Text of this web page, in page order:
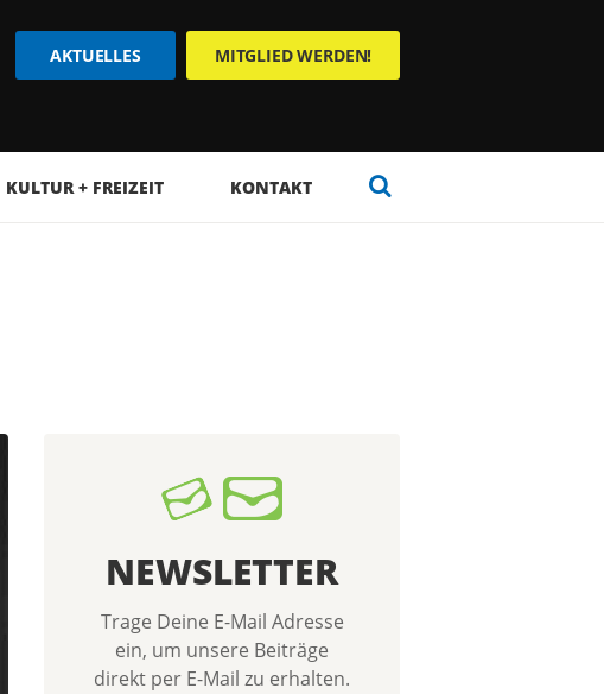
AKTUELLES MITGLIED WERDEN!
KULTUR + FREIZEIT KONTAKT
NEWSLETTER
Trage Deine E-Mail Adresse
ein, um unsere Beiträge
direkt per E-Mail zu erhalten.